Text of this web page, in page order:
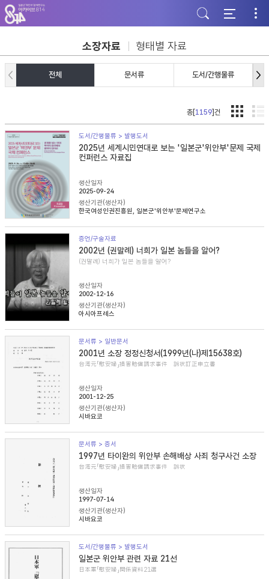
주
메
뉴
가
기
본
문
바
기
하
단
바
기
소장자료 형태별 자료
전체 문서류 도서/간행물류
총[1159]건
도서/간행물류 > 발행도서
2025년 세계시민연대로 보는 '일본군'위안부'문제 국제
컨퍼런스 자료집
생산일자
2025-09-24
생산기관(생산자)
한국여성인권진흥원, 일본군'위안부'문제연구소
증언/구술자료
2002년 (권말례) 너희가 일본 놈들을 알어?
(권말례) 너희가 일본 놈들을 알어?
생산일자
2002-12-16
생산기관(생산자)
아시아프레스
문서류 > 일반문서
2001년 소장 정정신청서(1999년(나)제15638호)
台湾元「慰安婦」損害賠償請求事件 訴状訂正申立書
생산일자
2001-12-25
생산기관(생산자)
시바요코
문서류 > 증서
1997년 타이완의 위안부 손해배상 사죄 청구사건 소장
台湾元「慰安婦」損害賠償請求事件 訴状
생산일자
1997-07-14
생산기관(생산자)
시바요코
도서/간행물류 > 발행도서
일본군 위안부 관련 자료 21선
日本軍「慰安婦」関係資料21選